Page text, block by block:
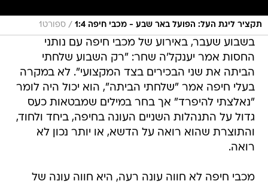
תקציר ליגת העל: הפועל באר שבע - מכבי חיפה 1:4 / ספורט1
בשבוע שעבר, באירוע של מכבי חיפה עם נותני
החסות אמר יענקל'ה שחר: "רק השבוע שלחתי
הביתה את שני הבכירים בצד המקצועי". לא במקרה
בעלי חיפה אמר "שלחתי הביתה", הוא יכול היה לומר
"נאלצתי להיפרד" אך בחר במילים שמבטאות כעס
גדול על התנהלות השניים העונה בחיפה, ביחד ולחוד,
והתוצרת שהוא רואה על הדשא, או יותר נכון לא
רואה.
מכבי חיפה לא חווה עונה רעה, היא חווה עונה של